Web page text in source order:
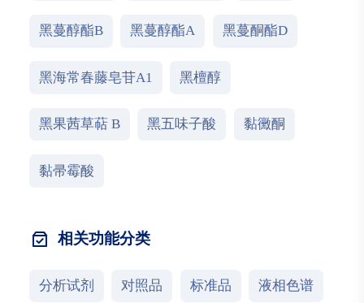
黑蔓醇酯B 黑蔓醇酯A 黑蔓酮酯D
黑海常春藤皂苷A1 黑檀醇
黑果茜草萜 B 黑五味子酸 黏黴酮
黏帚霉酸
相关功能分类
分析试剂 对照品 标准品 液相色谱